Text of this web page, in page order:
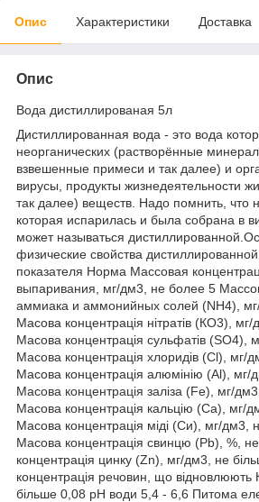
Опис Характеристики Доставка
Опис
Вода дистиллированая 5л
Дистиллированная вода - это вода
неорганических (растворённые
взвешенные примеси и так далее) и
вирусы, продукты жизнедеятельности
так далее) веществ. Надо помнить, что
которая испарилась и была собрана в
может называться
физические свойства
показателя Норма Массовая
выпаривания, мг/дм3, не более 5
аммиака и аммонийных солей (NH4),
Масова концентрація нітратів (КО3),
Масова концентрація сульфатів (SO4),
Масова концентрація хлоридів (Сl), мг/
Масова концентрація алюмінію (Аl), мг/
Масова концентрація заліза (Fe), мг/
Масова концентрація кальцію (Са), мг/
Масова концентрація міді (Си), мг/дм3,
Масова концентрація свинцю (Рb), %,
концентрація цинку (Zn), мг/дм3, не
концентрація речовин, що
більше 0,08 рН води 5,4 - 6,6 Питома